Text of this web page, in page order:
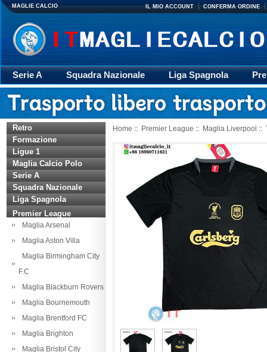
MAGLIE CALCIO IL MIO ACCOUNT CONFERMA ORDINE
Serie A Squadra Nazionale Liga Spagnola
Giacca
Rugby trasporto Retro
Retro
Formazione
Ligue 1
Maglia Calcio Polo
Serie A
Squadra Nazionale
Liga Spagnola
Premier League
Maglia Arsenal
Maglia Aston Villa
Maglia Birmingham City
F.C
Maglia Blackburn Rovers
Maglia Bournemouth
Maglia Brentford FC
Maglia Brighton
Maglia Bristol City
Home :: Premier League :: Maglia Liverpool ::